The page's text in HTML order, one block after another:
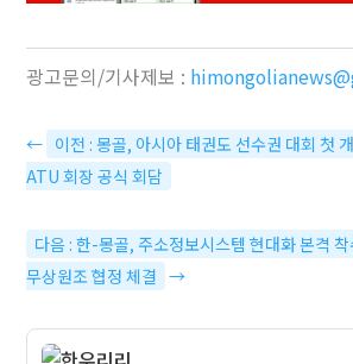
광고문의/기사제보 :
← 이전 : 몽골, 아시아 태권도 선수권 대회 첫
ATU 회장 공식 회담
다음 : 한-몽골, 주소정보시스템 현대화 본격
무상원조 협정 체결 →